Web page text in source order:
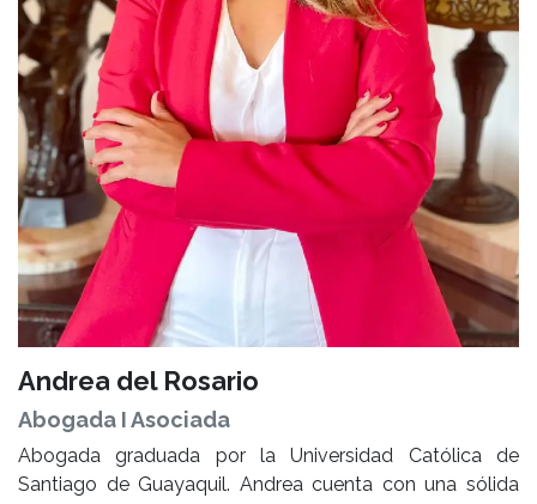
Andrea del Rosario
Abogada I Asociada
Abogada graduada por la Universidad Católica de
Santiago de Guayaquil. Andrea cuenta con una sólida